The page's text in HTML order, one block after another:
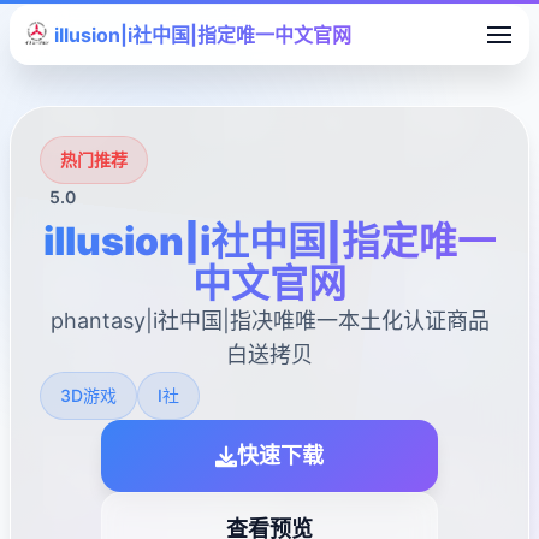
illusion|i社中国|指定唯一中文官网
热门推荐
5.0
illusion|i社中国|指定唯一
中文官网
phantasy|i社中国|指决唯唯一本土化认证商品
白送拷贝
3D游戏 I社
快速下载
查看预览